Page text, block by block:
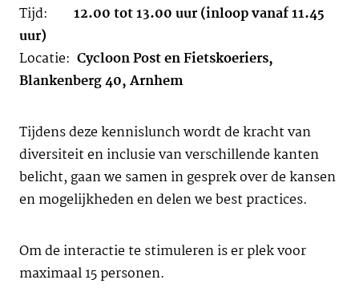
Tijd: 12.00 tot 13.00 uur (inloop vanaf 11.45
uur)
Locatie: Cycloon Post en Fietskoeriers,
Blankenberg 40, Arnhem
Tijdens deze kennislunch wordt de kracht van
diversiteit en inclusie van verschillende kanten
belicht, gaan we samen in gesprek over de kansen
en mogelijkheden en delen we best practices.
Om de interactie te stimuleren is er plek voor
maximaal 15 personen.